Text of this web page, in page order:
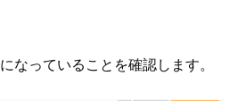
になっていることを確認します。